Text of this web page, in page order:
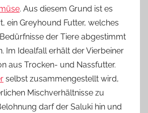
. Aus diesem Grund ist es
ein Greyhound Futter, welches
der Tiere abgestimmt
Im Idealfall erhält der Vierbeiner
aus Trocken- und Nassfutter.
selbst zusammengestellt wird,
Mischverhältnisse zu
darf der Saluki hin und